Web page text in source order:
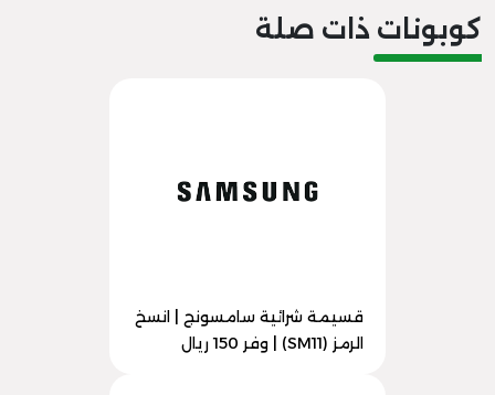
كوبونات ذات صلة
قسيمة شرائية سامسونج | انسخ
الرمز (SM11) | وفر 150 ريال